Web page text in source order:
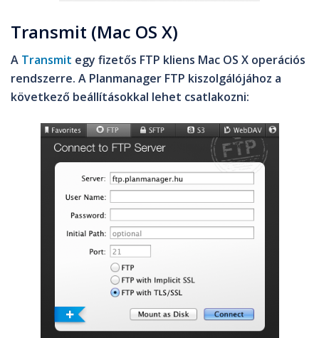
Transmit (Mac OS X)
A Transmit egy fizetős FTP kliens Mac OS X operációs
rendszerre. A Planmanager FTP kiszolgálójához a
következő beállításokkal lehet csatlakozni: